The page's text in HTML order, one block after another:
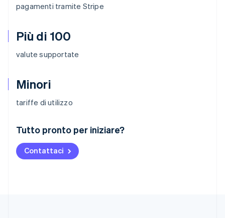
pagamenti tramite Stripe
Più di 100
valute supportate
Minori
tariffe di utilizzo
Tutto pronto per iniziare?
Contattaci
Australia
English
Austria
DeutschEnglish